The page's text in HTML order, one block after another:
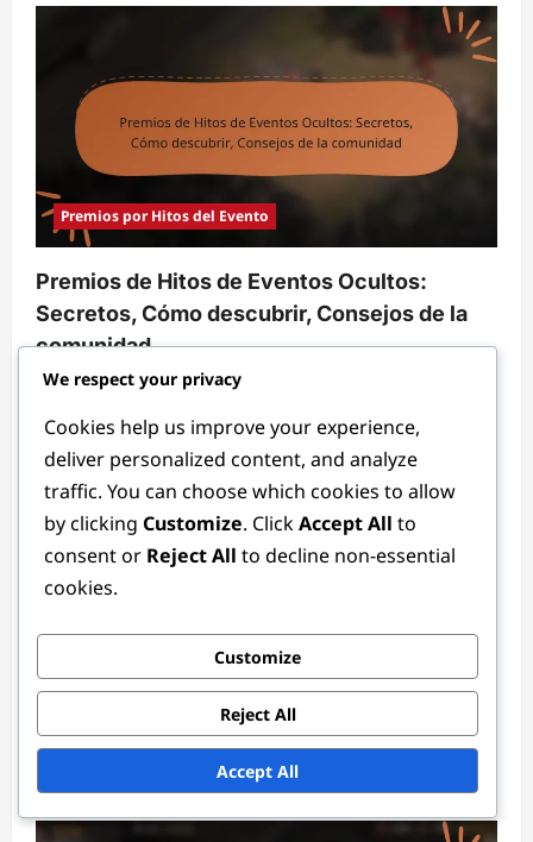
Premios por Hitos del Evento
Premios de Hitos de Eventos Ocultos:
Secretos, Cómo descubrir, Consejos de la
comunidad
Lila Montgomery 3 months ago
Códigos de regalo de edición limitada:
Eventos especiales, Recompensas únicas,
Reclamo
3 months ago
We respect your privacy
Cookies help us improve your experience,
deliver personalized content, and analyze
traffic. You can choose which cookies to allow
by clicking Customize. ClickAccept All to
consent or Reject All to decline non-essential
cookies.
Customize
Reject All
Accept All